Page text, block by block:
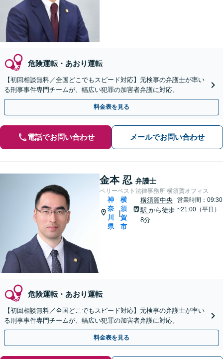
危険運転・あおり運転
【初回相談無料／全国どこでもスピード対応】元検事の弁護士が率い
る刑事事件専門チームが、幅広い犯罪の加害者弁護に対応。
料金表を見る
電話でお問い合わせ メールでお問い合わせ
金本 忍 弁護士
ベリーベスト法律事務所 横須賀オフィス
神
奈
川
県
|
横
須
賀
市
横須賀中央
駅 から徒歩
8分
営業時間：09:30
~21:00（平日）
危険運転・あおり運転
【初回相談無料／全国どこでもスピード対応】元検事の弁護士が率い
る刑事事件専門チームが、幅広い犯罪の加害者弁護に対応。
料金表を見る